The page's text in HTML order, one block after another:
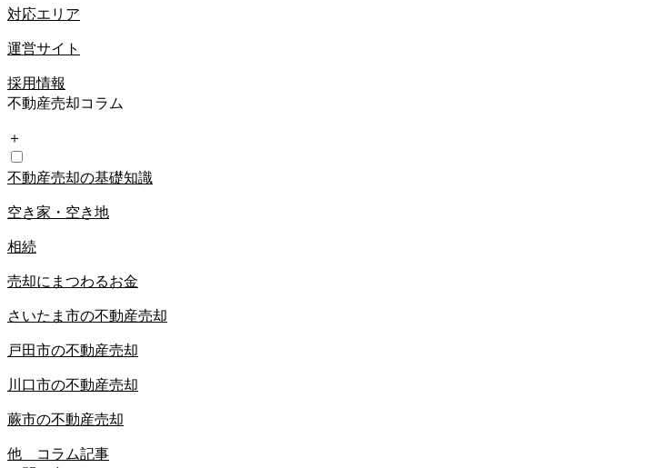
対応エリア
運営サイト
採用情報
不動産売却コラム
＋
不動産売却の基礎知識
空き家・空き地
相続
売却にまつわるお金
さいたま市の不動産売却
戸田市の不動産売却
川口市の不動産売却
蕨市の不動産売却
他 コラム記事